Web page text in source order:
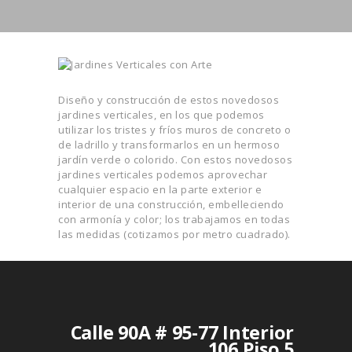
Diseño y construcción de estos novedosos
jardines verticales, en los que podemos
utilizar los tristes y fríos muros de concreto o
de ladrillo y transformarlos en un hermoso
jardín verde o colorido. Con estos novedosos
jardines verticales podemos aprovechar
cualquier espacio en la parte exterior e
interior de una construcción, embelleciendo
con armonía y color; los trabajamos en todas
las medidas (cotizamos por metro cuadrado).
Calle 90A # 95-77 Interior